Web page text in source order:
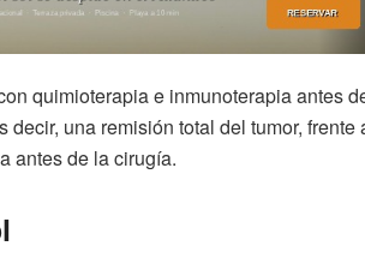
quimioterapia e inmunoterapia antes
decir, una remisión total del tumor, frente
antes de la cirugía.